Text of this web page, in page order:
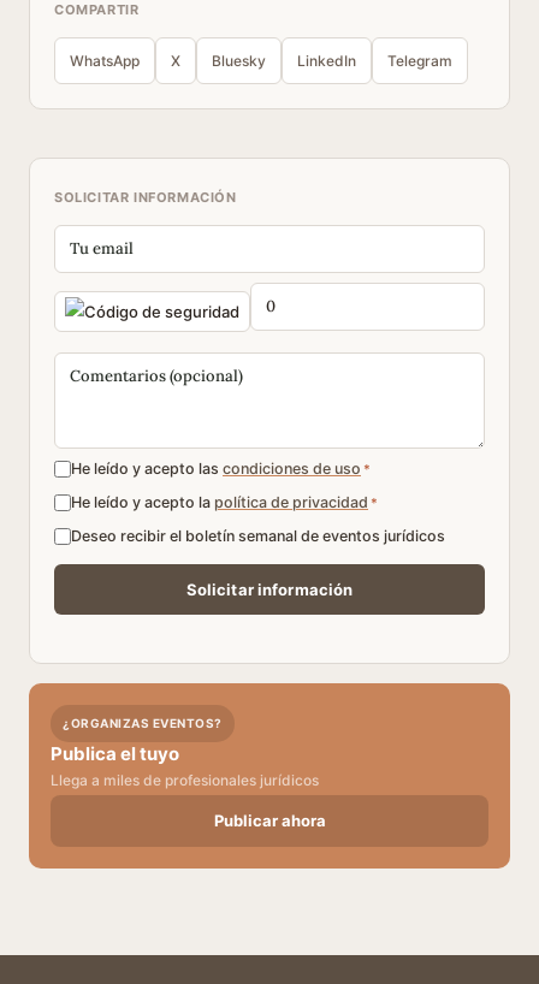
COMPARTIR
WhatsApp X Bluesky LinkedIn Telegram
SOLICITAR INFORMACIÓN
He leído y acepto las condiciones de uso *
He leído y acepto la política de privacidad *
Deseo recibir el boletín semanal de eventos jurídicos
¿ORGANIZAS EVENTOS?
Publica el tuyo
Llega a miles de profesionales jurídicos
Publicar ahora